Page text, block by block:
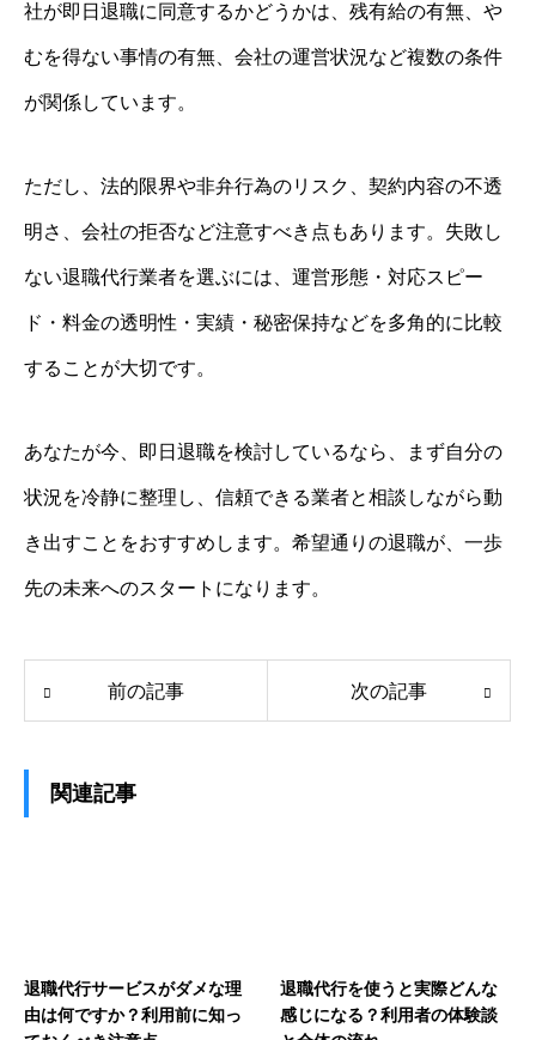
社が即日退職に同意するかどうかは、残有給の有無、や
むを得ない事情の有無、会社の運営状況など複数の条件
が関係しています。
ただし、法的限界や非弁行為のリスク、契約内容の不透
明さ、会社の拒否など注意すべき点もあります。失敗し
ない退職代行業者を選ぶには、運営形態・対応スピー
ド・料金の透明性・実績・秘密保持などを多角的に比較
することが大切です。
あなたが今、即日退職を検討しているなら、まず自分の
状況を冷静に整理し、信頼できる業者と相談しながら動
き出すことをおすすめします。希望通りの退職が、一歩
先の未来へのスタートになります。
前の記事 次の記事
関連記事
退職代行サービスがダメな理
由は何ですか？利用前に知っ
退職代行を使うと実際どんな
感じになる？利用者の体験談